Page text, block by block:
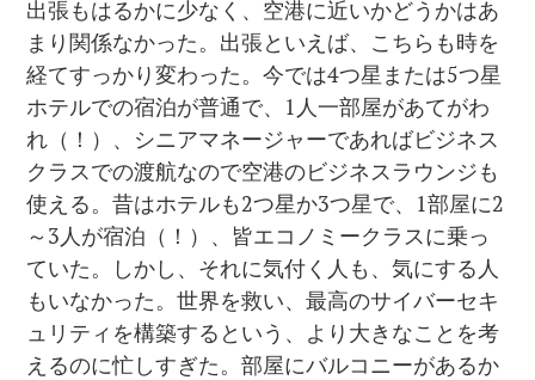
出張もはるかに少なく、空港に近いかどうかはあ
まり関係なかった。出張といえば、こちらも時を
経てすっかり変わった。今では4つ星または5つ星
ホテルでの宿泊が普通で、1人一部屋があてがわ
れ（！）、シニアマネージャーであればビジネス
クラスでの渡航なので空港のビジネスラウンジも
使える。昔はホテルも2つ星か3つ星で、1部屋に2
～3人が宿泊（！）、皆エコノミークラスに乗っ
ていた。しかし、それに気付く人も、気にする人
もいなかった。世界を救い、最高のサイバーセキ
ュリティを構築するという、より大きなことを考
えるのに忙しすぎた。部屋にバルコニーがあるか